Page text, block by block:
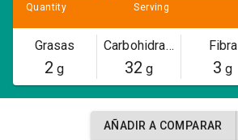
Quantity Serving
Grasas
2 g
Carbohidratos
32 g
Fibra
3 g
AÑADIR A COMPARAR